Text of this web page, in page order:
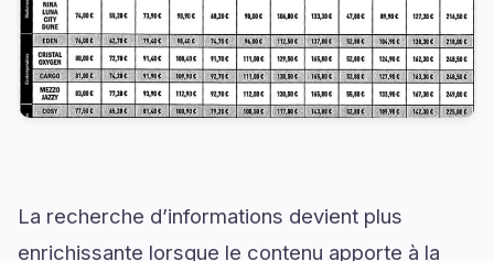
La recherche d’informations devient plus
enrichissante lorsque le contenu apporte à la